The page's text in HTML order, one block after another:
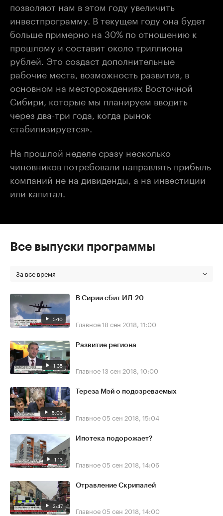
позволяют нам в этом году увеличить
инвестпрограмму. В текущем году она будет
больше примерно на 30% по отношению к
прошлому и составит около триллиона
рублей. Это создаст дополнительные
рабочие места, возможность развития, в
основном на месторождениях Восточной
Сибири, которые мы планируем вводить
через два-три года, когда рынок
стабилизируется».
На прошлой неделе сразу несколько
чиновников потребовали направлять прибыль
компаний не на дивиденды, а на инвестиции
или капитал.
Все выпуски программы
За все время
5:10
В Сирии сбит ИЛ-20
Главное18 сен 2018, 11:00
1:35
Развитие региона
Главное13 сен 2018, 10:00
5:03
Тереза Мэй о подозреваемых
Главное 05 сен 2018, 15:04
1:13
Ипотека подорожает?
Главное 05 сен 2018, 14:06
2:47
Отравление Скрипалей
Главное 05 сен 2018, 14:00